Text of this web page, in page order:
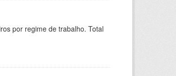
por regime de trabalho. Total